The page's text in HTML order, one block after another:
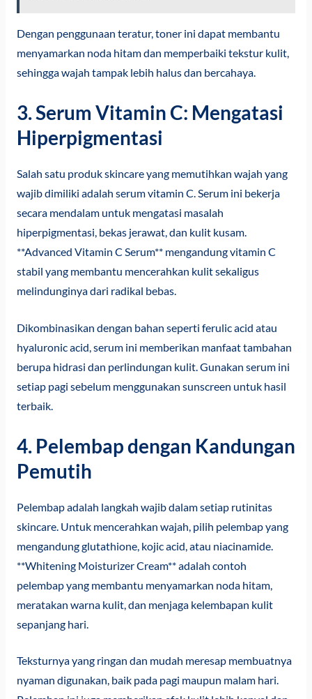
Dengan penggunaan teratur, toner ini dapat membantu
menyamarkan noda hitam dan memperbaiki tekstur kulit,
sehingga wajah tampak lebih halus dan bercahaya.
3. Serum Vitamin C: Mengatasi
Hiperpigmentasi
Salah satu produk skincare yang memutihkan wajah yang
wajib dimiliki adalah serum vitamin C. Serum ini bekerja
secara mendalam untuk mengatasi masalah
hiperpigmentasi, bekas jerawat, dan kulit kusam.
**Advanced Vitamin C Serum** mengandung vitamin C
stabil yang membantu mencerahkan kulit sekaligus
melindunginya dari radikal bebas.
Dikombinasikan dengan bahan seperti ferulic acid atau
hyaluronic acid, serum ini memberikan manfaat tambahan
berupa hidrasi dan perlindungan kulit. Gunakan serum ini
setiap pagi sebelum menggunakan sunscreen untuk hasil
terbaik.
4. Pelembap dengan Kandungan
Pemutih
Pelembap adalah langkah wajib dalam setiap rutinitas
skincare. Untuk mencerahkan wajah, pilih pelembap yang
mengandung glutathione, kojic acid, atau niacinamide.
**Whitening Moisturizer Cream** adalah contoh
pelembap yang membantu menyamarkan noda hitam,
meratakan warna kulit, dan menjaga kelembapan kulit
sepanjang hari.
Teksturnya yang ringan dan mudah meresap membuatnya
nyaman digunakan, baik pada pagi maupun malam hari.